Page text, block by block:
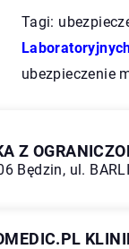
Tagi:
ubezpieczenie
Z
Będzin, ul.